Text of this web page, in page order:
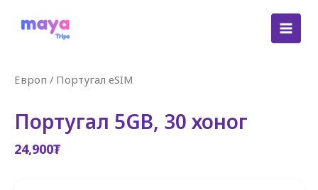
Европ / Португал eSIM
Португал 5GB, 30 хоног
24,900₮